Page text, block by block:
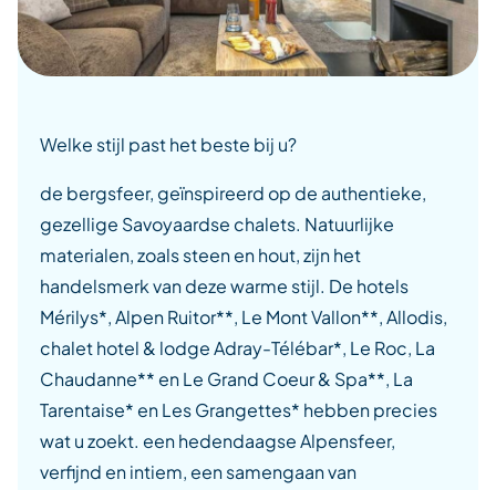
Welke stijl past het beste bij u?
de bergsfeer, geïnspireerd op de authentieke,
gezellige Savoyaardse chalets. Natuurlijke
materialen, zoals steen en hout, zijn het
handelsmerk van deze warme stijl. De hotels
Mérilys*, Alpen Ruitor**, Le Mont Vallon**, Allodis,
chalet hotel & lodge Adray-Télébar*, Le Roc, La
Chaudanne** en Le Grand Coeur & Spa**, La
Tarentaise* en Les Grangettes* hebben precies
wat u zoekt. een hedendaagse Alpensfeer,
verfijnd en intiem, een samengaan van